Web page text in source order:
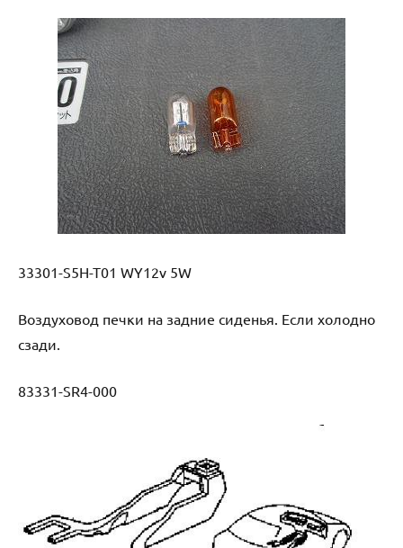
33301-S5H-T01 WY12v 5W
Воздуховод печки на задние сиденья. Если холодно
сзади.
83331-SR4-000